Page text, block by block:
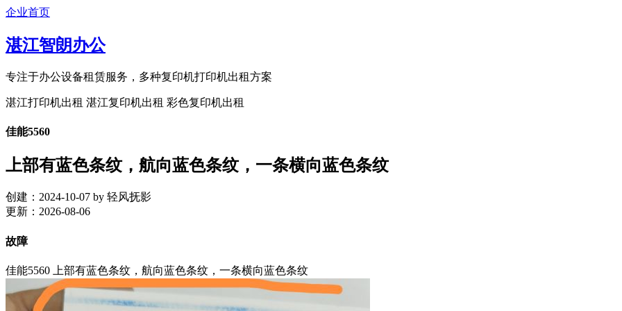
企业首页
湛江智朗办公
专注于办公设备租赁服务，多种复印机打印机出租方案
湛江打印机出租 湛江复印机出租 彩色复印机出租
佳能5560
上部有蓝色条纹，航向蓝色条纹，一条横向蓝色条纹
创建：2024-10-07 by 轻风抚影
更新：2026-08-06
故障
佳能5560 上部有蓝色条纹，航向蓝色条纹，一条横向蓝色条纹